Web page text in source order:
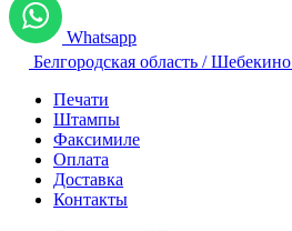
Whatsapp
Белгородская область / Шебекино
Печати
Штампы
Факсимиле
Оплата
Доставка
Контакты